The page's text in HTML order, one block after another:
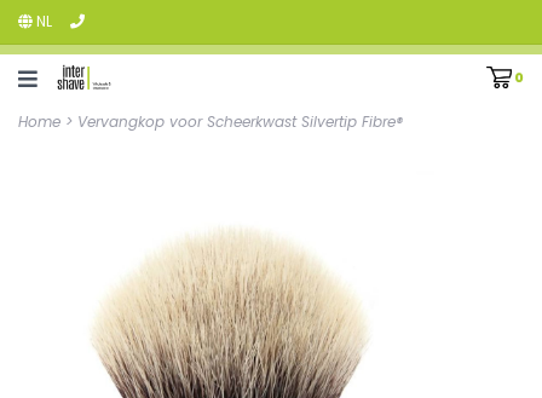
NL
0
Home > Vervangkop voor Scheerkwast Silvertip Fibre®